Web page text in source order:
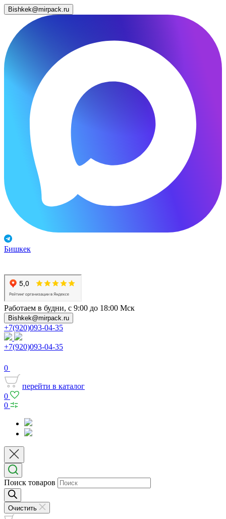
Bishkek@mirpack.ru
Бишкек
Работаем в будни, с 9:00 до 18:00 Мск
Bishkek@mirpack.ru
+7(920)093-04-35
+7(920)093-04-35
0
перейти в каталог
0
0
Поиск товаров
Очистить